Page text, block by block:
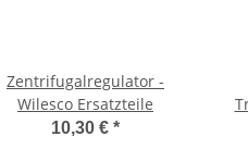
Zentrifugalregulator -
Wilesco Ersatzteile
10,30 € *